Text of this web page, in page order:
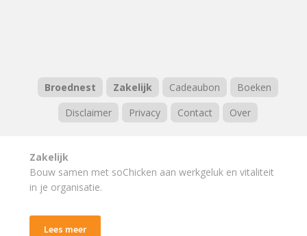
Broednest Zakelijk Cadeaubon
Boeken
Disclaimer
Privacy Contact Over
Zakelijk
Bouw samen met soChicken aan werkgeluk en vitaliteit
in je organisatie.
Lees meer